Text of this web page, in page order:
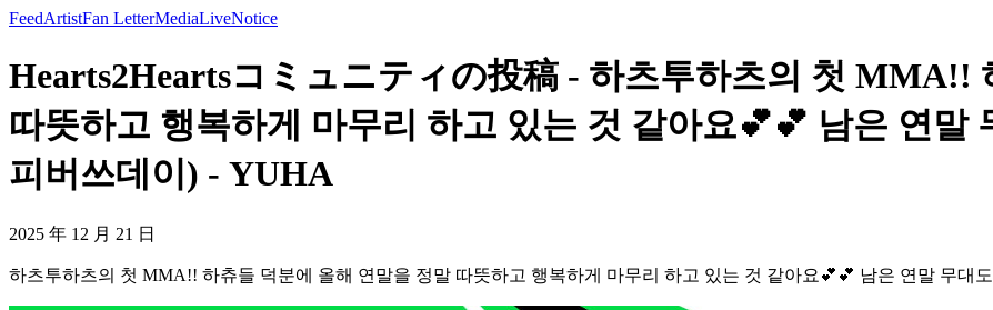
FeedArtistFan LetterMediaLiveNotice
Hearts2Heartsコミュニティの投稿 - 하츠투하츠의 첫 MMA!!
따뜻하고 행복하게 마무리 하고 있는 것 같아요💕💕 남은 연말
피버쓰데이) - YUHA
2025 年 12 月 21 日
하츠투하츠의 첫 MMA!! 하츄들 덕분에 올해 연말을 정말 따뜻하고 행복하게 마무리 하고 있는 것 같아요💕💕 남은 연말 무대